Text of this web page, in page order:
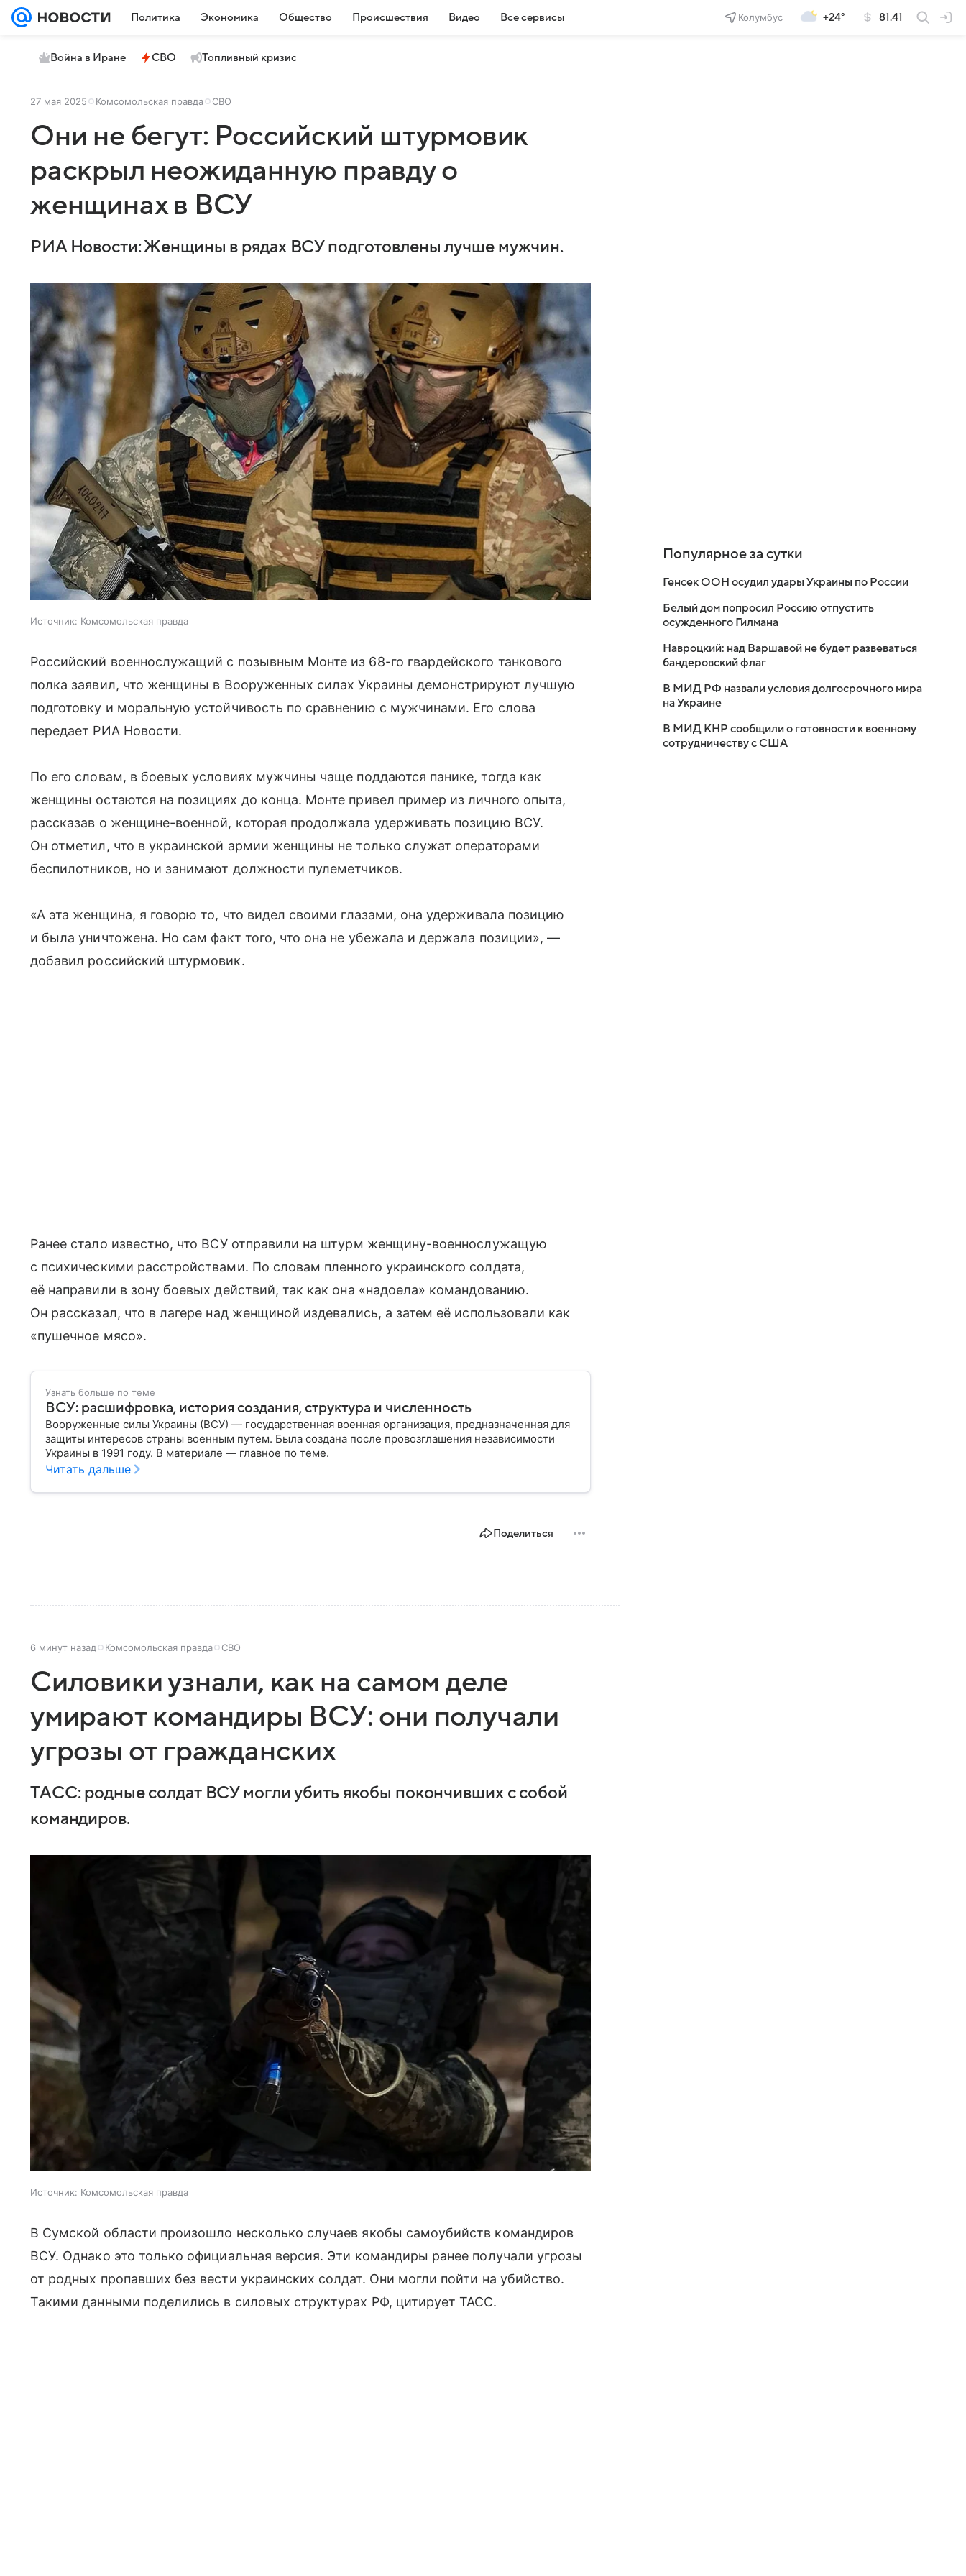
Политика Экономика Общество Происшествия Видео Все сервисы Колумбус +24° 81.41
Война в Иране СВО Топливный кризис
27 мая 2025 Комсомольская правда СВО
Они не бегут: Российский штурмовик
раскрыл неожиданную правду о
женщинах в ВСУ
РИА Новости: Женщины в рядах ВСУ подготовлены лучше мужчин.
Источник: Комсомольская правда
Российский военнослужащий с позывным Монте из 68-го гвардейского танкового
полка заявил, что женщины в Вооруженных силах Украины демонстрируют лучшую
подготовку и моральную устойчивость по сравнению с мужчинами. Его слова
передает РИА Новости.
По его словам, в боевых условиях мужчины чаще поддаются панике, тогда как
женщины остаются на позициях до конца. Монте привел пример из личного опыта,
рассказав о женщине-военной, которая продолжала удерживать позицию ВСУ.
Он отметил, что в украинской армии женщины не только служат операторами
беспилотников, но и занимают должности пулеметчиков.
«А эта женщина, я говорю то, что видел своими глазами, она удерживала позицию
и была уничтожена. Но сам факт того, что она не убежала и держала позиции», —
добавил российский штурмовик.
Ранее стало известно, что ВСУ отправили на штурм женщину-военнослужащую
с психическими расстройствами. По словам пленного украинского солдата,
её направили в зону боевых действий, так как она «надоела» командованию.
Он рассказал, что в лагере над женщиной издевались, а затем её использовали как
«пушечное мясо».
Узнать больше по теме
ВСУ: расшифровка, история создания, структура и численность
Вооруженные силы Украины (ВСУ) — государственная военная организация, предназначенная для
защиты интересов страны военным путем. Была создана после провозглашения независимости
Украины в 1991 году. В материале — главное по теме.
Читать дальше
Поделиться
6 минут назад Комсомольская правда СВО
Силовики узнали, как на самом деле
умирают командиры ВСУ: они получали
угрозы от гражданских
ТАСС: родные солдат ВСУ могли убить якобы покончивших с собой
командиров.
Источник: Комсомольская правда
В Сумской области произошло несколько случаев якобы самоубийств командиров
ВСУ. Однако это только официальная версия. Эти командиры ранее получали угрозы
от родных пропавших без вести украинских солдат. Они могли пойти на убийство.
Такими данными поделились в силовых структурах РФ, цитирует ТАСС.
Популярное за сутки
Генсек ООН осудил удары Украины по России
Белый дом попросил Россию отпустить
осужденного Гилмана
Навроцкий: над Варшавой не будет развеваться
бандеровский флаг
В МИД РФ назвали условия долгосрочного мира
на Украине
В МИД КНР сообщили о готовности к военному
сотрудничеству с США